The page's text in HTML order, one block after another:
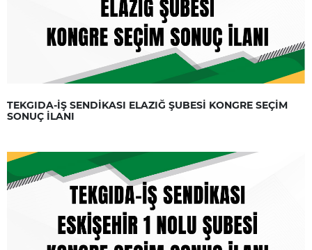
TEKGIDA-İŞ SENDİKASI ELAZIĞ ŞUBESİ KONGRE SEÇİM
SONUÇ İLANI